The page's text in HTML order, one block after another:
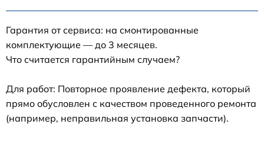
Гарантия от сервиса: на смонтированные
комплектующие — до 3 месяцев.
Что считается гарантийным случаем?
Для работ: Повторное проявление дефекта, который
прямо обусловлен с качеством проведенного ремонта
(например, неправильная установка запчасти).